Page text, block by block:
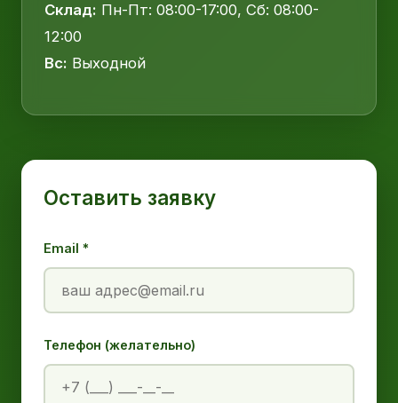
Склад: Пн-Пт: 08:00-17:00, Сб: 08:00-
12:00
Вс: Выходной
Оставить заявку
Email *
Телефон (желательно)